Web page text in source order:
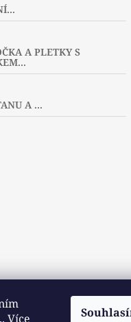
Více
A PLETKY S
A ...